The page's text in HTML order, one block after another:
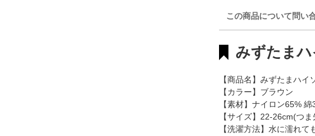
この商品について問い
みずたま
【商品名】みずたまハイ
【カラー】ブラウン
【素材】ナイロン65% 綿
【サイズ】22-26cm(つ
【洗濯方法】水に濡れ